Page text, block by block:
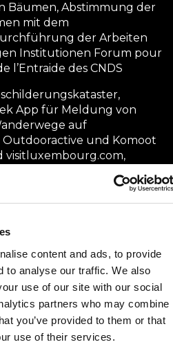
content and ads, to provide
to analyse our traffic. We also
use of our site with our social
partners who may combine
you’ve provided to them or that
use of their services.
zur ersten
Europas: Restrukturierung
Kennzeichnung,
uvm.
Bäumen, Abstimmung der
mit dem
der Arbeiten
Institutionen Forum pour
l’Entraide des CNDS
App für Meldung von
auf
und Komoot
visitluxembourg.com,
QR-Codes